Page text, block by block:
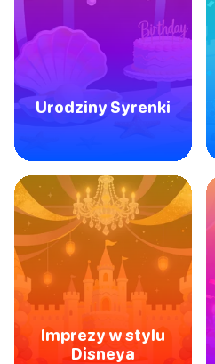
Urodziny Syrenki
Imprezy w stylu
Disneya